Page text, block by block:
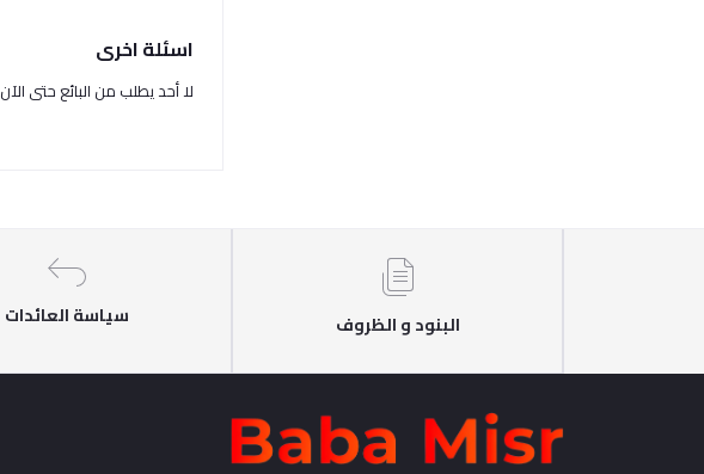
اسئلة اخرى
لا أحد يطلب من البائع حتى الآن
البنود و الظروف سياسة العائدات